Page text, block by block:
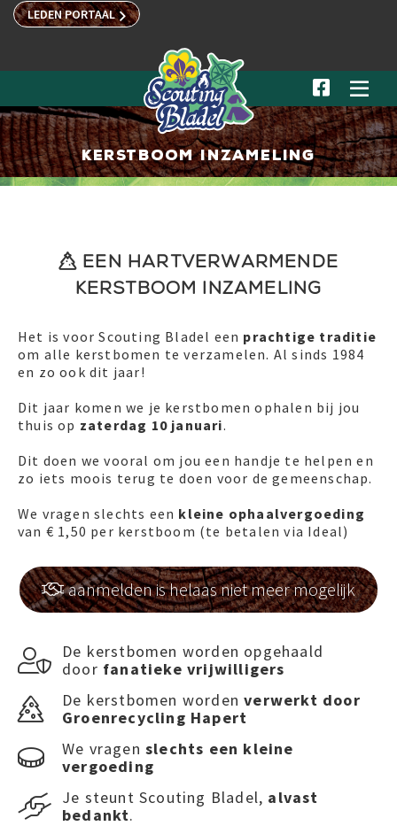
LEDEN PORTAAL 
 
kerstboom INZAMELING
 een hartverwarmende
Kerstboom inzameling
Het is voor Scouting Bladel een prachtige traditie
om alle kerstbomen te verzamelen. Al sinds 1984
en zo ook dit jaar!
Dit jaar komen we je kerstbomen ophalen bij jou
thuis op zaterdag 10 januari.
Dit doen we vooral om jou een handje te helpen en
zo iets moois terug te doen voor de gemeenschap.
We vragen slechts een kleine ophaalvergoeding
van € 1,50 per kerstboom (te betalen via Ideal)
 aanmelden is helaas niet meer mogelijk

De kerstbomen worden opgehaald
door fanatieke vrijwilligers
 De kerstbomen wordenverwerkt door
Groenrecycling Hapert
 We vragen slechts een kleine
vergoeding
 Je steunt Scouting Bladel, alvast
bedankt.